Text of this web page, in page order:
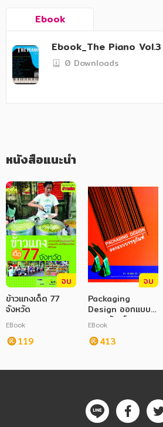
การเงิน การลงทุน บริหาร
นิตยสาร หนังสือพิมพ์
ครอบครัว
เทคโนโลยี การสื่อสาร วิทยาศาสตร์
ภาษาศาสตร์
หนังสือเด็ก
การพัฒนาตนเอง
ความรู้ทั่วไป
การ์ตูนความรู้ การ์ตูน
การ์ตูนมังงะ (Manga)
ยมตัว ที่พัก ตั๋วเครื่องบิน วิธีการเดินทาง เว
GPS แผนที่ นำท่านเจาะลึกสถานที่ท่องเที่ย
ชอปปิง ทั่วเกาะฮ่องกง และมาเก๊า สำหรับใค
Ebook
Ebook_The Piano Vol.3
0 Downloads
หนังสือแนะนำ
จบ
ข้าวแกงเด็ด 77
จังหวัด
EBook
119
จบ
Packaging
Design ออกแบบ
บรรจุภัณฑ์
EBook
413